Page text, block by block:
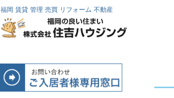
福岡 賃貸 管理 売買 リフォーム 不動産